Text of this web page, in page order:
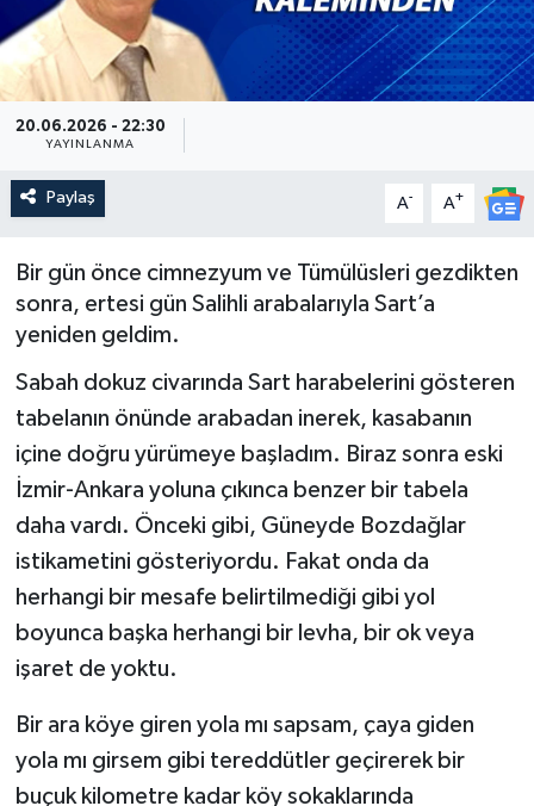
20.06.2026 - 22:30
YAYINLANMA
Paylaş A- A+
Bir gün önce cimnezyum ve Tümülüsleri gezdikten
sonra, ertesi gün Salihli arabalarıyla Sart’a
yeniden geldim.
Sabah dokuz civarında Sart harabelerini gösteren
tabelanın önünde arabadan inerek, kasabanın
içine doğru yürümeye başladım. Biraz sonra eski
İzmir-Ankara yoluna çıkınca benzer bir tabela
daha vardı. Önceki gibi, Güneyde Bozdağlar
istikametini gösteriyordu. Fakat onda da
herhangi bir mesafe belirtilmediği gibi yol
boyunca başka herhangi bir levha, bir ok veya
işaret de yoktu.
Bir ara köye giren yola mı sapsam, çaya giden
yola mı girsem gibi tereddütler geçirerek bir
buçuk kilometre kadar köy sokaklarında
Güncel
Kültür & Sanat
Sağlık & Yaşam
Siyaset
Spor